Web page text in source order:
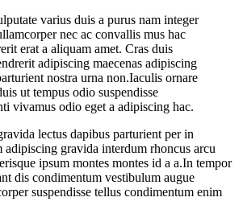
varius duis a purus nam integer
nec ac convallis mus hac
erat a aliquam amet. Cras duis
adipiscing maecenas adipiscing
nostra urna non.Iaculis ornare
ut tempus odio suspendisse
vivamus odio eget a adipiscing hac.
lectus dapibus parturient per in
adipiscing gravida interdum rhoncus arcu
ipsum montes montes id a a.In tempor
dis condimentum vestibulum augue
suspendisse tellus condimentum enim